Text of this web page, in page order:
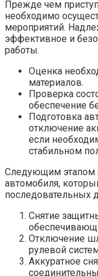
Прежде чем
необходимо
мероприятий.
эффективное и
работы.
Оценка
материалов.
Проверка
обеспечение
Подготовка
отключение
если
стабильном
Следующим этапом
автомобиля,
последовательных
Снятие
Отключение
рулевой
Аккуратное